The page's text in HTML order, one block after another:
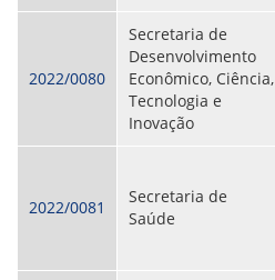
TRANSPARÊNCIA
CONTATO
2022/0080
Secretaria de
Desenvolvimento
Econômico, Ciência,
Tecnologia e
Inovação
2022/0081
Secretaria de
Saúde